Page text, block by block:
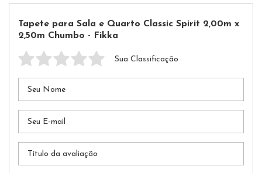
Tapete para Sala e Quarto Classic Spirit 2,00m x
2,50m Chumbo - Fikka
Sua Classificação